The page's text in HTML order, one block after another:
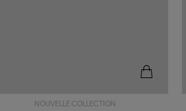
NOUVELLE COLLECTION